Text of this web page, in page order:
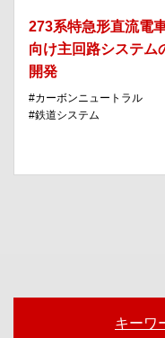
273系特急形直流電
向け主回路システム
開発
カーボンニュートラル
鉄道システム
キーワ